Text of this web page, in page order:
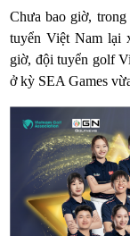
Chưa bao giờ,
tuyển Việt Nam lại
giờ, đội tuyển golf
ở kỳ SEA Games